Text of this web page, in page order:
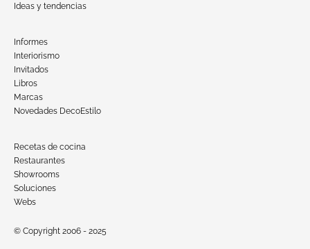
Ideas y tendencias
Informes
Interiorismo
Invitados
Libros
Marcas
Novedades DecoEstilo
Recetas de cocina
Restaurantes
Showrooms
Soluciones
Webs
© Copyright 2006 - 2025